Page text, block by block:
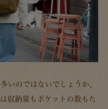
いのではないでしょうか。
収納量もポケットの数もた